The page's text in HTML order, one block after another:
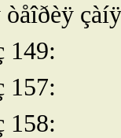
149:
157:
158: